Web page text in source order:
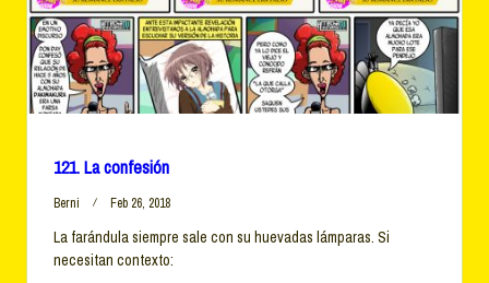
121. La confesión
Berni Feb 26, 2018
La farándula siempre sale con su huevadas lámparas. Si
necesitan contexto: